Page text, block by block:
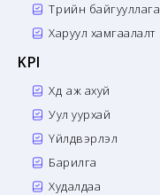
Төрийн байгууллага
Харуул хамгаалалт
KPI
Хөдөө аж ахуй
Уул уурхай
Үйлдвэрлэл
Барилга
Худалдаа